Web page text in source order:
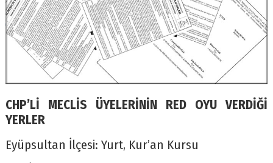
CHP’Lİ MECLİS ÜYELERİNİN RED OYU VERDİĞİ
YERLER
Eyüpsultan İlçesi: Yurt, Kur’an Kursu